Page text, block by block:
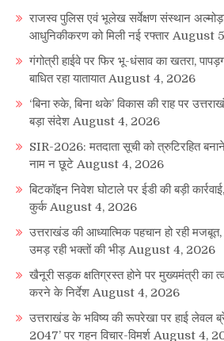
राजस्व पुलिस एवं भूलेख सर्वेक्षण संस्थान
आधुनिकीकरण को मिली नई रफ्तार August
गंगोत्री हाईवे पर फिर भू-धंसाव का खतरा,
बाधित रहा यातायात August 4, 2026
‘बिना रुके, बिना थके’ विकास की राह पर
बड़ा संदेश August 4, 2026
SIR-2026: मतदाता सूची को त्रुटिरहित
नाम न छूटे August 4, 2026
बिटकॉइन निवेश घोटाले पर ईडी की बड़ी
कुर्क August 4, 2026
उत्तराखंड की आध्यात्मिक पहचान हो रही मजबूत,
उमड़ रही भक्तों की भीड़ August 4, 2026
खैनूरी सड़क क्षतिग्रस्त होने पर मुख्यमंत्री का
करने के निर्देश August 4, 2026
उत्तराखंड के भविष्य की रूपरेखा पर हाई लेवल
2047’ पर गहन विचार-विमर्श August 4,